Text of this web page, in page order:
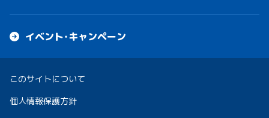
イベント・キャンペーン
このサイトについて
個人情報保護方針